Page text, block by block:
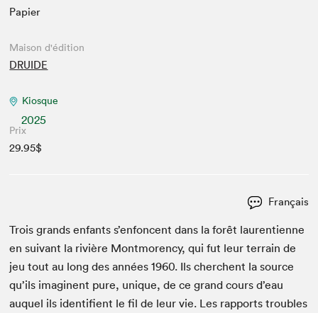
Papier
Maison d'édition
DRUIDE
Kiosque
2025
Prix
29.95$
Français
Trois grands enfants s’enfoncent dans la forêt lau­ren­ti­enne
en suiv­ant la riv­ière Mont­moren­cy, qui fut leur ter­rain de
jeu tout au long des années1960. Ils cherchent la source
qu’ils imag­i­nent pure, unique, de ce grand cours d’eau
auquel ils iden­ti­fient le fil de leur vie. Les rap­ports trou­bles